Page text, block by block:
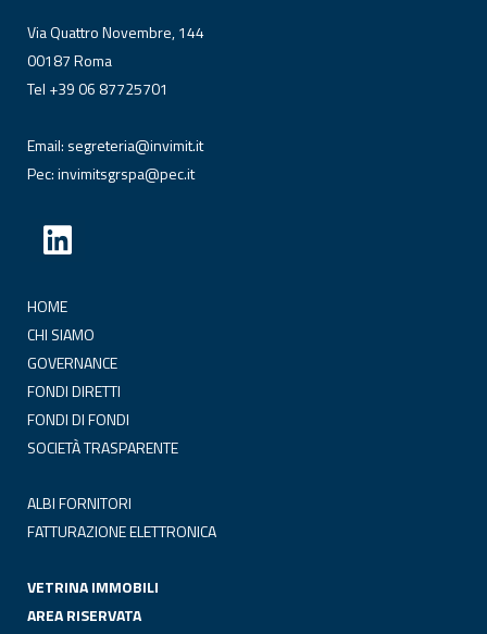
Via Quattro Novembre, 144
00187 Roma
Tel +39 06 87725701
Email: segreteria@invimit.it
Pec:invimitsgrspa@pec.it
HOME
CHI SIAMO
GOVERNANCE
FONDI DIRETTI
FONDI DI FONDI
SOCIETÀ TRASPARENTE
ALBI FORNITORI
FATTURAZIONE ELETTRONICA
VETRINA IMMOBILI
AREA RISERVATA